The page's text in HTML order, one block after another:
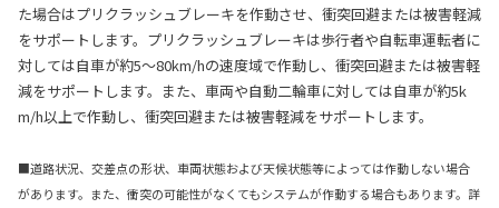
た場合はプリクラッシュブレーキを作動させ、衝突回避または被害軽減
をサポートします。プリクラッシュブレーキは歩行者や自転車運転者に
対しては自車が約5〜80km/hの速度域で作動し、衝突回避または被害軽
減をサポートします。また、車両や自動二輪車に対しては自車が約5k
m/h以上で作動し、衝突回避または被害軽減をサポートします。
■道路状況、交差点の形状、車両状態および天候状態等によっては作動しない場合
があります。また、衝突の可能性がなくてもシステムが作動する場合もあります。詳